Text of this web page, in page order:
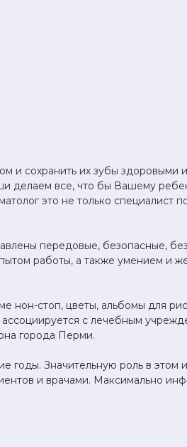
и сохранить их зубы здоровыми
делаем все, что бы Вашему
это не только специалист
передовые, безопасные,
работы, а также умением и
нон-стоп, цветы, альбомы для
с лечебным
города Перми.
годы. Значительную роль в этом
и врачами. Максимально